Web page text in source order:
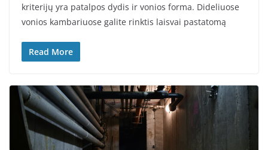
kriterijų yra patalpos dydis ir vonios forma. Dideliuose
vonios kambariuose galite rinktis laisvai pastatomą
Read More